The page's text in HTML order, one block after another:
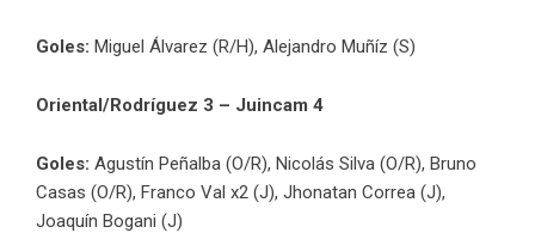
Goles: Miguel Álvarez (R/H), Alejandro Muñíz (S)
Oriental/Rodríguez 3 – Juincam 4
Goles: Agustín Peñalba (O/R), Nicolás Silva (O/R), Bruno
Casas (O/R), Franco Val x2 (J), Jhonatan Correa (J),
Joaquín Bogani (J)